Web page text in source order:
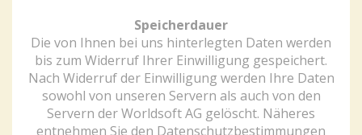
Speicherdauer
Die von Ihnen bei uns hinterlegten Daten werden
bis zum Widerruf Ihrer Einwilligung gespeichert.
Nach Widerruf der Einwilligung werden Ihre Daten
sowohl von unseren Servern als auch von den
Servern der Worldsoft AG gelöscht. Näheres
entnehmen Sie den Datenschutzbestimmungen